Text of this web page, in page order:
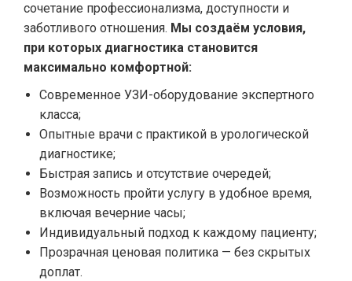
сочетание профессионализма, доступности и
заботливого отношения. Мы создаём условия,
при которых диагностика становится
максимально комфортной:
Современное УЗИ-оборудование экспертного
класса;
Опытные врачи с практикой в урологической
диагностике;
Быстрая запись и отсутствие очередей;
Возможность пройти услугу в удобное время,
включая вечерние часы;
Индивидуальный подход к каждому пациенту;
Прозрачная ценовая политика — без скрытых
доплат.